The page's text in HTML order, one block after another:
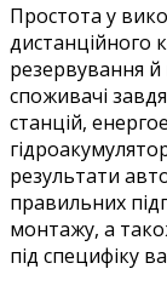
Простота у
дистанційного
резервування
споживачі
станцій,
результати
правильних
монтажу, а
під специфіку